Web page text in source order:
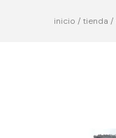
inicio / tienda /